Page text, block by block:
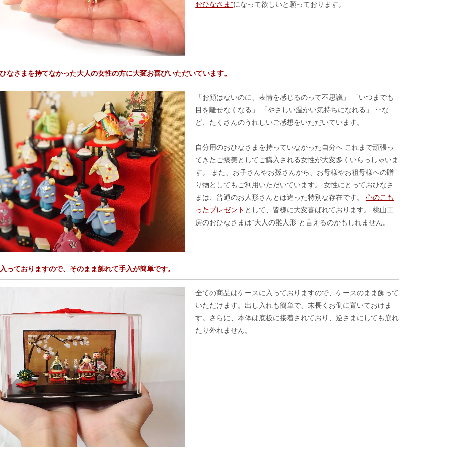
おひなさま”になって欲しいと願っております。
なさまを持てなかった大人の女性の方に大変お喜びいただいています。
「お顔はないのに、表情を感じるのって不思議」 「いつまでも
目を離せなくなる」 「やさしい温かい気持ちになれる」 ･･な
ど、たくさんのうれしいご感想をいただいています。
自分用のおひなさまを持っていなかった自分へ これまで頑張っ
てきたご褒美としてご購入される女性が大変多くいらっしゃいま
す。 また、お子さんやお孫さんから、お母様やお祖母様への贈
り物としてもご利用いただいています。 女性にとっておひなさ
まは、普通のお人形さんとは違った特別な存在です。心のこも
ったプレゼント として、皆様に大変喜ばれております。 桃山工
房のおひなさまは“大人の雛人形”と言えるのかもしれません。
っておりますので、そのまま飾れて手入が簡単です。
全ての商品はケースに入っておりますので、ケースのまま飾って
いただけます。出し入れも簡単で、末長くお側に置いておけま
す。さらに、本体は底板に接着されており、逆さまにしても崩れ
たり外れません。